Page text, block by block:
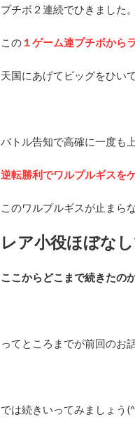
プチボ２連続でひきました。
この １ゲーム連プチボから
天国にあげてビッグをひい
バトル告知で高確に一度も
逆転勝利でワルプルギスをゲ
このワルプルギスが止まら
レア小役ほぼな
ここからどこまで続きたの
ってところまでが前回のお話
では続きいってみましょう